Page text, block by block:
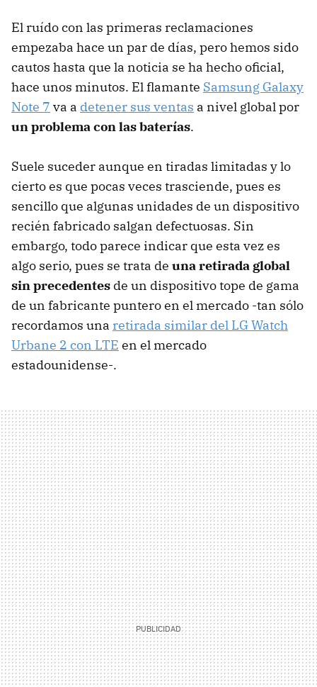
El ruído con las primeras reclamaciones
empezaba hace un par de días, pero hemos sido
cautos hasta que la noticia se ha hecho oficial,
hace unos minutos. El flamante Samsung Galaxy
Note 7 va a detener sus ventas a nivel global por
un problema con las baterías.
Suele suceder aunque en tiradas limitadas y lo
cierto es que pocas veces trasciende, pues es
sencillo que algunas unidades de un dispositivo
recién fabricado salgan defectuosas. Sin
embargo, todo parece indicar que esta vez es
algo serio, pues se trata de una retirada global
sin precedentes de un dispositivo tope de gama
de un fabricante puntero en el mercado -tan sólo
recordamos una retirada similar del LG Watch
Urbane 2 con LTE en el mercado
estadounidense-.